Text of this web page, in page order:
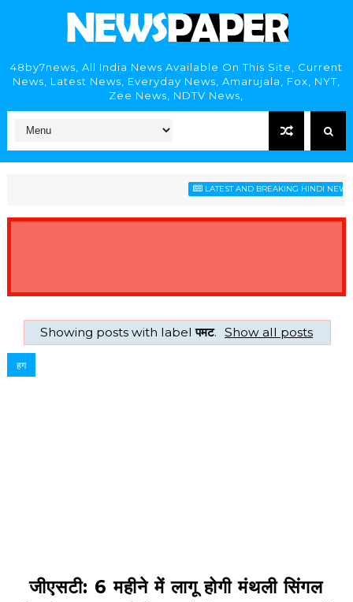
48by7news, All India News Available On This Site, Current
News, Latest News, Everyday News, Amarujala, Fox, NYT,
Zee News, NDTV News,
LATEST AND BREAKING HINDI NEWS
Showing posts with labelपमट. Show all posts
हग
जीएसटी: 6 महीने में लागू होगी मंथली सिंगल